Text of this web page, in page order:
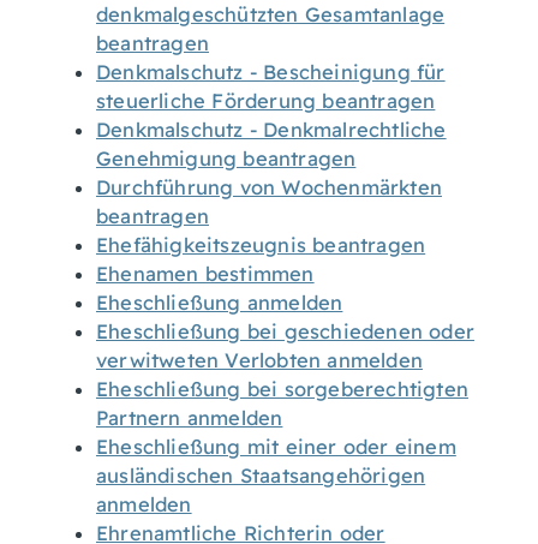
denkmalgeschützten Gesamtanlage
beantragen
Denkmalschutz - Bescheinigung für
steuerliche Förderung beantragen
Denkmalschutz - Denkmalrechtliche
Genehmigung beantragen
Durchführung von Wochenmärkten
beantragen
Ehefähigkeitszeugnis beantragen
Ehenamen bestimmen
Eheschließung anmelden
Eheschließung bei geschiedenen oder
verwitweten Verlobten anmelden
Eheschließung bei sorgeberechtigten
Partnern anmelden
Eheschließung mit einer oder einem
ausländischen Staatsangehörigen
anmelden
Ehrenamtliche Richterin oder